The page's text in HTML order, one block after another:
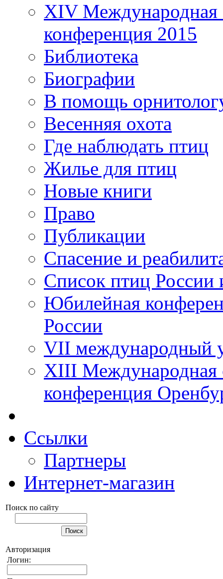
XIV Международная
конференция 2015
Библиотека
Биографии
В помощь
Весенняя охота
Где наблюдать птиц
Жилье для птиц
Новые книги
Право
Публикации
Спасение и
Список птиц России
Юбилейная
России
VII международный
XIII Международная
конференция
Ссылки
Партнеры
Интернет-магазин
Поиск по сайту
Авторизация
Логин: